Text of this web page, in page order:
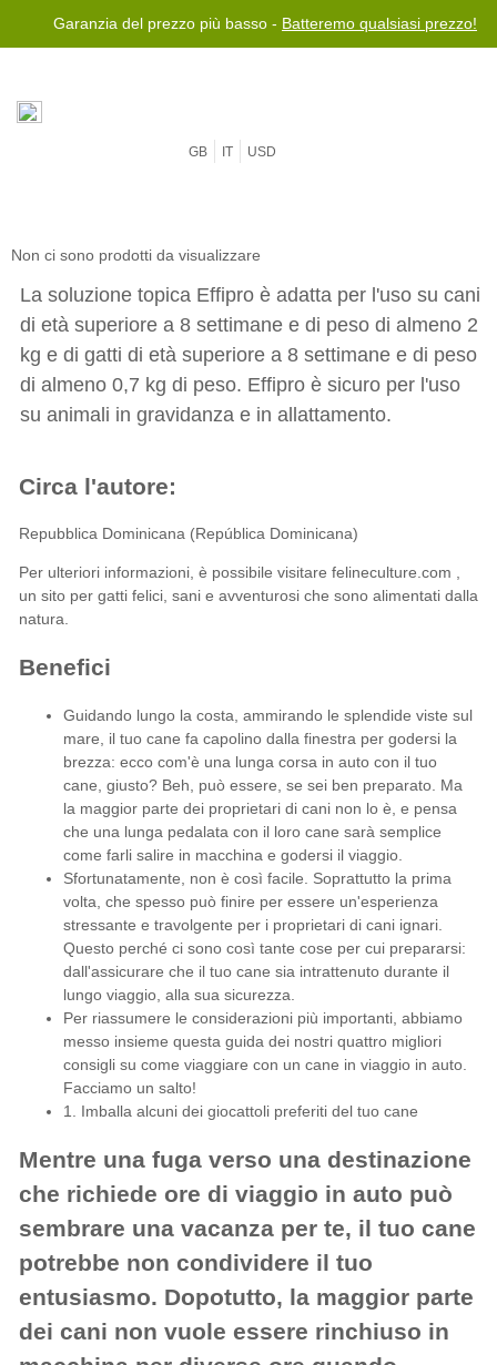
Garanzia del prezzo più basso - Batteremo qualsiasi prezzo!
GB IT USD
Circa l'autore:
Repubblica Dominicana (República Dominicana)
Per ulteriori informazioni, è possibile visitare felineculture.com
un sito per gatti felici, sani e avventurosi che sono alimentati dalla
natura.
Benefici
Guidando lungo la costa, ammirando le splendide viste sul
mare, il tuo cane fa capolino dalla finestra per godersi la
brezza: ecco com'è una lunga corsa in auto con il tuo
cane, giusto? Beh, può essere, se sei ben preparato. Ma
la maggior parte dei proprietari di cani non lo è, e pensa
che una lunga pedalata con il loro cane sarà semplice
come farli salire in macchina e godersi il viaggio.
Sfortunatamente, non è così facile. Soprattutto la prima
volta, che spesso può finire per essere un'esperienza
stressante e travolgente per i proprietari di cani ignari.
Questo perché ci sono così tante cose per cui prepararsi:
dall'assicurare che il tuo cane sia intrattenuto durante il
lungo viaggio, alla sua sicurezza.
Per riassumere le considerazioni più importanti, abbiamo
messo insieme questa guida dei nostri quattro migliori
consigli su come viaggiare con un cane in viaggio in auto.
Facciamo un salto!
1. Imballa alcuni dei giocattoli preferiti del tuo cane
Mentre una fuga verso una destinazione
che richiede ore di viaggio in auto può
sembrare una vacanza per te, il tuo cane
potrebbe non condividere il tuo
entusiasmo. Dopotutto, la maggior parte
dei cani non vuole essere rinchiuso in
La soluzione topica Effipro è adatta per l'uso su cani
di età superiore a 8 settimane e di peso di almeno 2
kg e di gatti di età superiore a 8 settimane e di peso
di almeno 0,7 kg di peso. Effipro è sicuro per l'uso
su animali in gravidanza e in allattamento.
Non ci sono prodotti da visualizzare